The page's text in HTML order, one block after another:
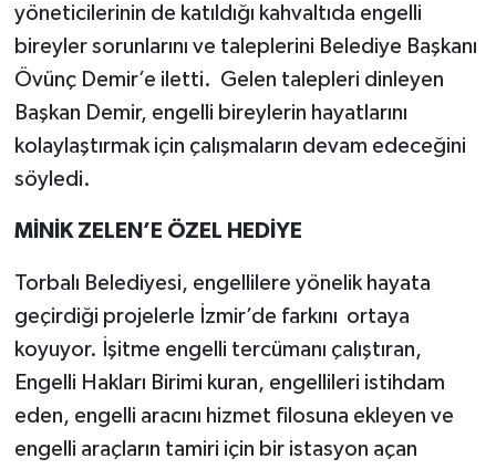
yöneticilerinin de katıldığı kahvaltıda engelli
bireyler sorunlarını ve taleplerini Belediye Başkanı
Övünç Demir’e iletti. Gelen talepleri dinleyen
Başkan Demir, engelli bireylerin hayatlarını
kolaylaştırmak için çalışmaların devam edeceğini
söyledi.
MİNİK ZELEN’E ÖZEL HEDİYE
Torbalı Belediyesi, engellilere yönelik hayata
geçirdiği projelerle İzmir’de farkını ortaya
koyuyor. İşitme engelli tercümanı çalıştıran,
Engelli Hakları Birimi kuran, engellileri istihdam
eden, engelli aracını hizmet filosuna ekleyen ve
engelli araçların tamiri için bir istasyon açan